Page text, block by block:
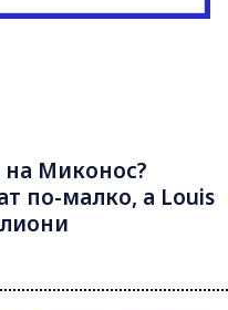
на Миконос?
по-малко, а Louis